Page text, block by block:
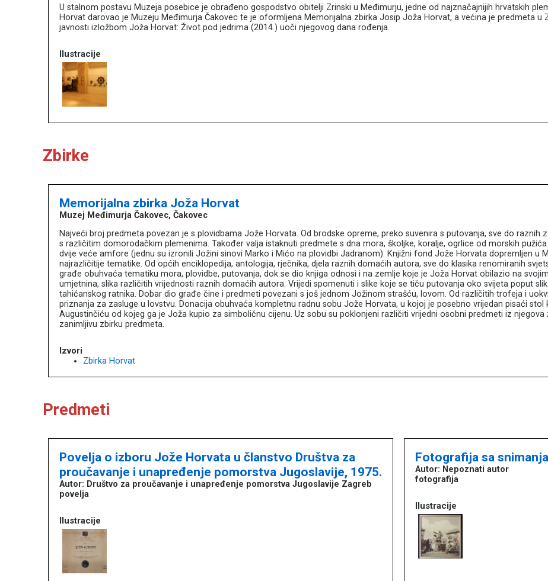
U stalnom postavu Muzeja posebice je obrađeno gospodstvo obitelji Zrinski u Međimurju, jedne od najznačajnijih hrvatskih
Horvat darovao je Muzeju Međimurja Čakovec te je oformljena Memorijalna zbirka Josip Joža Horvat, a većina je predmeta u
javnosti izložbom Joža Horvat: Život pod jedrima (2014.) uoči njegovog dana rođenja.
Ilustracije
Zbirke
Memorijalna zbirka Joža Horvat
Muzej Međimurja Čakovec, Čakovec
Najveći broj predmeta povezan je s plovidbama Jože Horvata. Od brodske opreme, preko suvenira s putovanja, sve do
s različitim domorodačkim plemenima. Također valja istaknuti predmete s dna mora, školjke, koralje, ogrlice od morskih
dvije veće amfore (jednu su izronili Jožini sinovi Marko i Mićo na plovidbi Jadranom). Knjižni fond Jože Horvata dopremljen u
najrazličitije tematike. Od općih enciklopedija, antologija, rječnika, djela raznih domaćih autora, sve do klasika renomiranih
građe obuhvaća tematiku mora, plovidbe, putovanja, dok se dio knjiga odnosi i na zemlje koje je Joža Horvat obilazio na
umjetnina, slika različitih vrijednosti raznih domaćih autora. Vrijedi spomenuti i slike koje se tiču putovanja oko svijeta poput
tahićanskog ratnika. Dobar dio građe čine i predmeti povezani s još jednom Jožinom strašću, lovom. Od različitih trofeja i
priznanja za zasluge u lovstvu. Donacija obuhvaća kompletnu radnu sobu Jože Horvata, u kojoj je posebno vrijedan pisaći
Augustinčiću od kojeg ga je Joža kupio za simboličnu cijenu. Uz sobu su poklonjeni različiti vrijedni osobni predmeti iz
zanimljivu zbirku predmeta.
Izvori
Zbirka Horvat
Predmeti
Povelja o izboru Jože Horvata u članstvo Društva za
proučavanje i unapređenje pomorstva Jugoslavije, 1975.
Autor: Društvo za proučavanje i unapređenje pomorstva Jugoslavije Zagreb
povelja
Ilustracije
Fotografija sa
Autor: Nepoznati autor
fotografija
Ilustracije